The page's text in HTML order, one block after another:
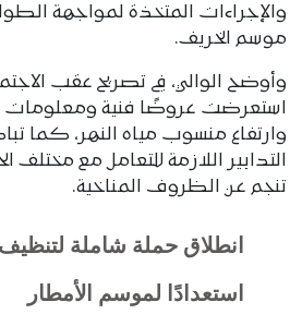
والإجراءات المتخذة لمواجهة
موسم الخريف.
وأوضح الوالي، في تصريح عقب
استعرضت عروضًا فنية ومعلومات
وارتفاع منسوب مياه النهر، كما
التدابير اللازمة للتعامل مع مختلف
تنجم عن الظروف المناخية.
انطلاق حملة شاملة لتنظيف
استعدادًا لموسم الأمطار